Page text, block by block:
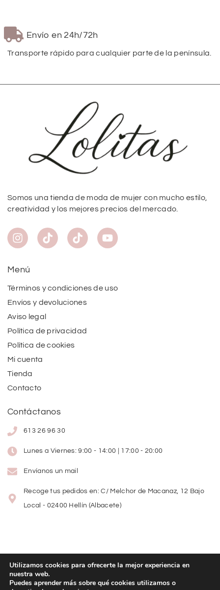
Envío en 24h/72h
Transporte rápido para cualquier parte de la península.
Somos una tienda de moda de mujer con mucho estilo,
creatividad y los mejores precios del mercado.
Menú
Términos y condiciones de uso
Envíos y devoluciones
Aviso legal
Política de privacidad
Política de cookies
Mi cuenta
Tienda
Contacto
Contáctanos
613 26 96 30
Lunes a Viernes: 9:00 - 14:00 | 17:00 - 20:00
Envíanos un mail
Recoge tus pedidos en: C/ Melchor de Macanaz, 12 Bajo
Local - 02400 Hellín (Albacete)
Copyright© 2026Lolitas Moda
Utilizamos cookies para ofrecerte la mejor experiencia en
nuestra web.
Puedes aprender más sobre qué cookies utilizamos o